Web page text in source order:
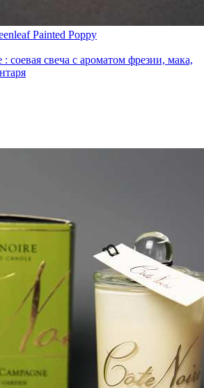
Painted Poppy
: соевая свеча с ароматом фрезии, мака,